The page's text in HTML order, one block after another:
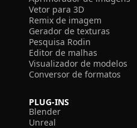
Vetor para 3D
Remix de imagem
Gerador de texturas
Pesquisa Rodin
Editor de malhas
Visualizador de modelos
Conversor de formatos
PLUG-INS
Blender
Unreal